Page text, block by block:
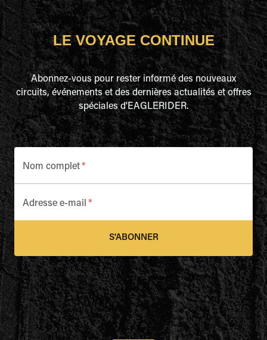
LE VOYAGE CONTINUE
Abonnez-vous pour rester informé des nouveaux
circuits, événements et des dernières actualités et offres
spéciales d'EAGLERIDER.
Nom complet*
Adresse e-mail *
S'ABONNER